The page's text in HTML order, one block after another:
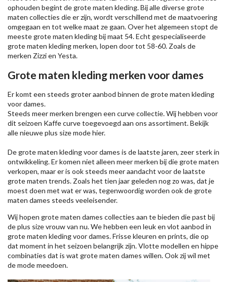
ophouden begint de grote maten kleding. Bij alle diverse grote
maten collecties die er zijn, wordt verschillend met de maatvoering
omgegaan en tot welke maat ze gaan. Over het algemeen stopt de
meeste grote maten kleding bij maat 54. Echt gespecialiseerde
grote maten kleding merken, lopen door tot 58-60. Zoals de
merken Zizzien Yesta.
Grote maten kleding merken voor dames
Er komt een steeds groter aanbod binnen de grote maten kleding
voor dames.
Steeds meer merken brengen een curve collectie. Wij hebben voor
dit seizoen Kaffecurve toegevoegd aan ons assortiment. Bekijk
alle nieuweplus size modehier.
De grote maten kleding voor dames is de laatste jaren, zeer sterk in
ontwikkeling. Er komen niet alleen meer merken bij die grote maten
verkopen, maar er is ook steeds meer aandacht voor de laatste
grote maten trends. Zoals het tien jaar geleden nog zo was, dat je
moest doen met wat er was, tegenwoordig worden ook de grote
maten dames steeds veeleisender.
Wij hopen grote maten dames collecties aan te bieden die past bij
de plus size vrouw van nu. We hebben een leuk en vlot aanbod in
grote maten kleding voor dames. Frisse kleuren en prints, die op
dat moment in het seizoen belangrijk zijn. Vlotte modellen en hippe
combinaties dat is wat grote maten dames willen. Ook zij wil met
de mode meedoen.